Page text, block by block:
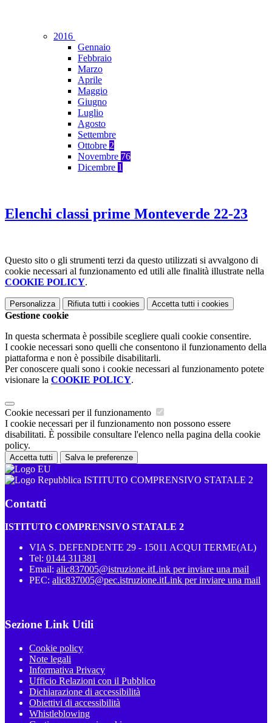
2016
Gennaio
Febbraio
Marzo
Aprile
Maggio
Giugno
Luglio
Agosto
Settembre
Ottobre 2
Novembre 76
Dicembre 1
Elenchi classi prime Monteverde 22-23
Questo sito o gli strumenti terzi da questo utilizzati si avvalgono di
cookie necessari al funzionamento ed utili alle finalità illustrate nella
COOKIE POLICY.
Personalizza Rifiuta tutti i cookies Accetta tutti i cookies
Gestione cookie
In questa schermata è possibile scegliere quali cookie consentire.
I cookie necessari sono quelli che consentono il funzionamento della
piattaforma e non è possibile disabilitarli.
Per conoscere quali sono i cookie necessari al funzionamento potete
visionare la COOKIE POLICY.
Cookie necessari per il funzionamento
I cookie necessari per il funzionamento non possono essere
disabilitati. È possibile consultare l'elenco nella pagina della cookie
policy.
Accetta tutti Salva le preferenze
ISTITUTO COMPRENSIVO STATALE 2
Contatti
ISTITUTO COMPRENSIVO STATALE 2
VIA S. DEFENDENTE 29 - 15011 ACQUI TERME(AL)
Tel: 0144 311381
Email: alic837005@istruzione.itLink per inviare una mail
PEC: alic837005@pec.istruzione.itLink per inviare una mail
Sezione Link Utili
Cookie policy
Note legali
Informativa Privacy
Ufficio Relazioni con il Pubblico
Dichiarazione di accessibilità
Obiettivi di accessibilità
Whistleblowing